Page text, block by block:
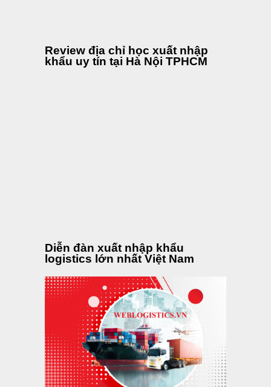
Review địa chỉ học xuất nhập
khẩu uy tín tại Hà Nội TPHCM
Diễn đàn xuất nhập khẩu
logistics lớn nhất Việt Nam